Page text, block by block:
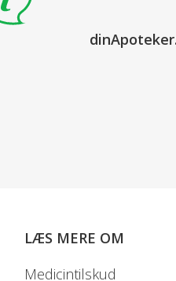
LÆS MERE OM
Medicintilskud